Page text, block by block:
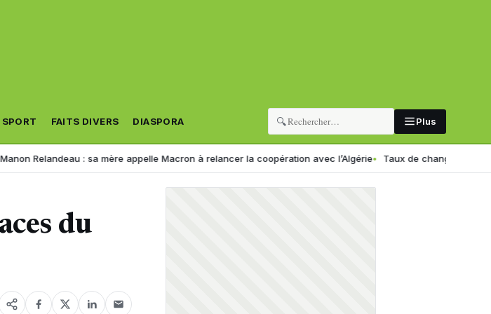
SPORT FAITS DIVERS DIASPORA 🔍 Plus
: sa mère appelle Macron à relancer la coopération avec l’Algérie Taux de change en Algérie :
du